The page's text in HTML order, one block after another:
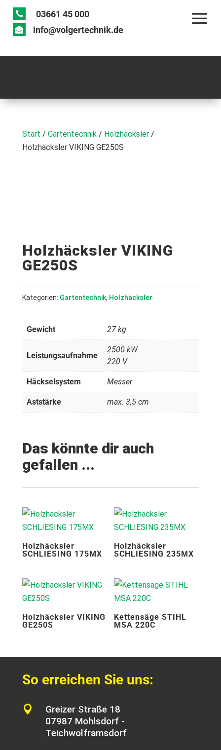
 03661 45 000
 info@volgertechnik.de
Start / Gartentechnik/ Holzhäcksler/
Holzhäcksler VIKING GE250S
Holzhäcksler VIKING
GE250S
Kategorien: Gartentechnik, Holzhäcksler
Gewicht 27 kg
Leistungsaufnahme
2500 kW
220 V
Häckselsystem Messer
Aststärke max. 3,5 cm
Das könnte dir auch
gefallen ...
Holzhäcksler
SCHLIESING 175MX
Holzhäcksler
SCHLIESING 235MX
Holzhäcksler VIKING
GE250S
Kettensäge STIHL
MSA 220C
So erreichen Sie uns:

Greizer Straße 18
07987 Mohlsdorf -
Teichwolframsdorf